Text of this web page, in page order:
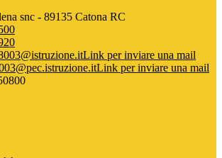
snc - 89135 Catona RC
Link per inviare una mail
Link per inviare una mail